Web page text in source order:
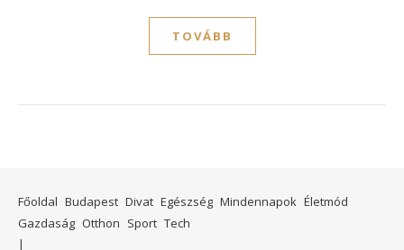
TOVÁBB
Főoldal Budapest Divat Egészség Mindennapok Életmód
Gazdaság Otthon Sport Tech